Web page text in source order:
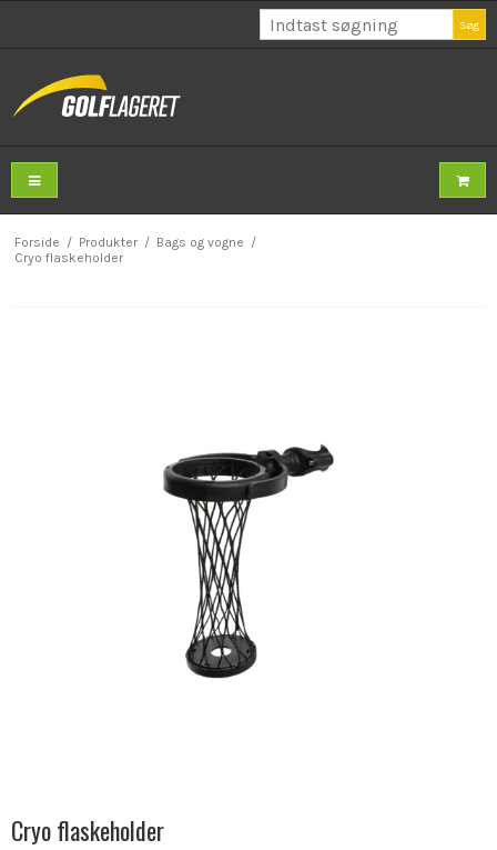
Søg
Forside / Produkter / Bags og vogne /
Cryo flaskeholder
Cryo flaskeholder